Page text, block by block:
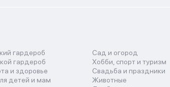
гардероб
гардероб
и здоровье
детей и мам
Сад и огород
Хобби, спорт и туризм
Свадьба и праздники
Животные